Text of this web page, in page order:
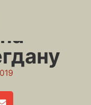
на Мегдану